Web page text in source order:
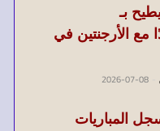
بـ
مع الأرجنتين في
2026-07-08
المباريات